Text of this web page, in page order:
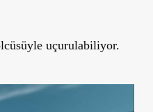
uçurulabiliyor.